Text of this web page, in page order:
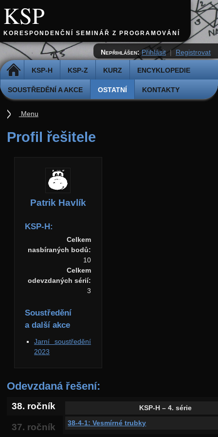
KSP
KORESPONDENČNÍ SEMINÁŘ Z PROGRAMOVÁNÍ
DOMŮ KSP-H KSP-Z KURZ ENCYKLOPEDIE
SOUSTŘEDĚNÍ A AKCE OSTATNÍ KONTAKTY
Nepřihlášen: Přihlásit | Registrovat
Profil řešitele
Patrik Havlík
KSP-H:
Celkem
nasbíraných bodů:
10
Celkem
odevzdaných sérií:
3
Soustředění
a další akce
Jarní soustředění
2023
Odevzdaná řešení:
38. ročník
37. ročník
KSP-H – 4. série
38-4-1: Vesmírné trubky
Menu